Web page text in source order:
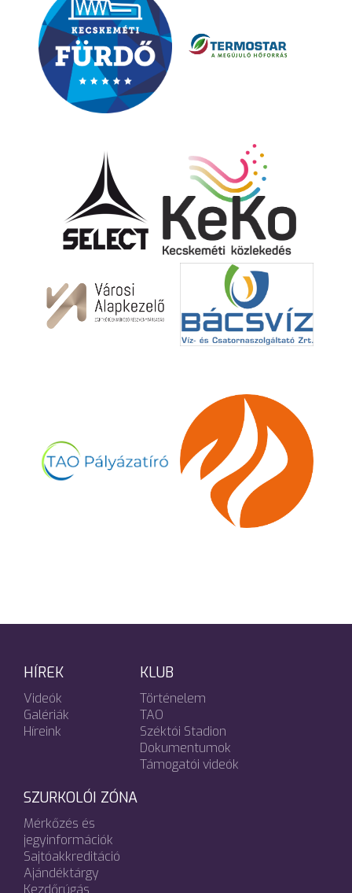
HÍREK
Videók
Galériák
Híreink
KLUB
Történelem
TAO
Széktói Stadion
Dokumentumok
Támogatói videók
SZURKOLÓI ZÓNA
Mérkőzés és
jegyinformációk
Sajtóakkreditáció
Ajándéktárgy
Kezdőrúgás